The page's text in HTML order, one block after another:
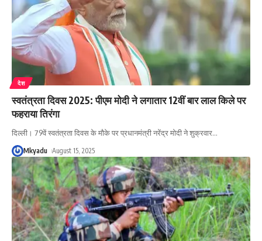
देश
स्वतंत्रता दिवस 2025: पीएम मोदी ने लगातार 12वीं बार लाल किले पर
फहराया तिरंगा
दिल्ली। 79वें स्वतंत्रता दिवस के मौके पर प्रधानमंत्री नरेंद्र मोदी ने शुक्रवार…
Mkyadu August 15, 2025